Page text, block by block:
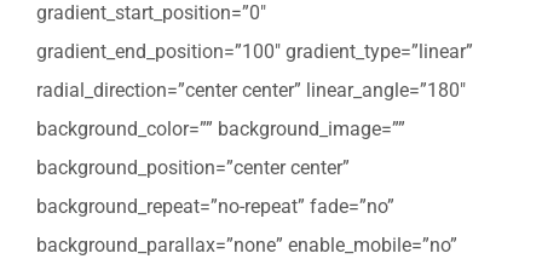
gradient_start_position=”0″
gradient_end_position=”100″ gradient_type=”linear”
radial_direction=”center center” linear_angle=”180″
background_color=”” background_image=””
background_position=”center center”
background_repeat=”no-repeat” fade=”no”
background_parallax=”none” enable_mobile=”no”